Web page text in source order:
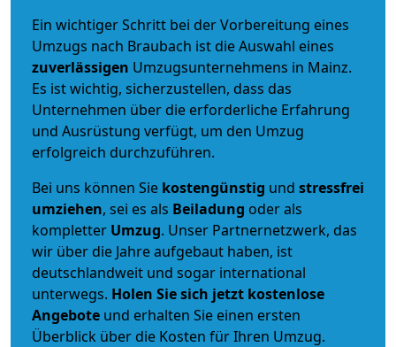
Ein wichtiger Schritt bei der Vorbereitung eines
Umzugs nach Braubach ist die Auswahl eines
zuverlässigen Umzugsunternehmens in Mainz.
Es ist wichtig, sicherzustellen, dass das
Unternehmen über die erforderliche Erfahrung
und Ausrüstung verfügt, um den Umzug
erfolgreich durchzuführen.
Bei uns können Sie kostengünstig und stressfrei
umziehen, sei es als Beiladung oder als
kompletter Umzug. Unser Partnernetzwerk, das
wir über die Jahre aufgebaut haben, ist
deutschlandweit und sogar international
unterwegs. Holen Sie sich jetzt kostenlose
Angebote und erhalten Sie einen ersten
Überblick über die Kosten für Ihren Umzug.